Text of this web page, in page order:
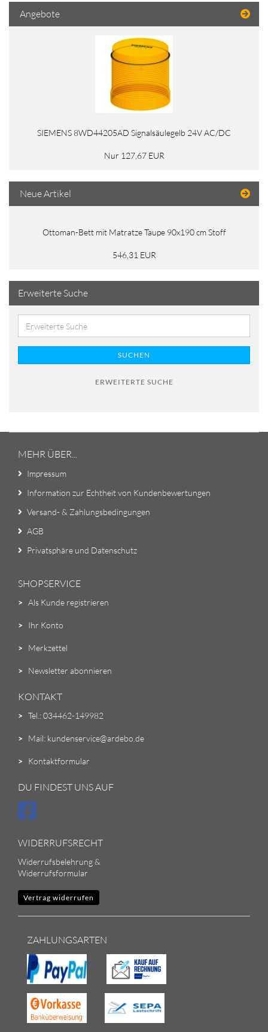
Angebote
SIEMENS 8WD44205AD Signalsäulegelb 24V AC/DC
Nur 127,67 EUR
Neue Artikel
Ottoman-Bett mit Matratze Taupe 90x190 cm Stoff
546,31 EUR
Erweiterte Suche
SUCHEN
ERWEITERTE SUCHE
MEHR ÜBER...
Impressum
Information zur Echtheit von Kundenbewertungen
Versand- & Zahlungsbedingungen
AGB
Privatsphäre und Datenschutz
SHOPSERVICE
> Als Kunde registrieren
> Ihr Konto
> Merkzettel
> Newsletter abonnieren
KONTAKT
> Tel.: 034462-149982
> Mail: kundenservice@ardebo.de
> Kontaktformular
DU FINDEST UNS AUF
WIDERRUFSRECHT
Widerrufsbelehrung &
Widerrufsformular
Vertrag widerrufen
ZAHLUNGSARTEN